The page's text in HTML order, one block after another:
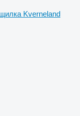
Kverneland